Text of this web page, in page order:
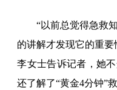
“以前总觉得急救
的讲解才发现它的重
李女士告诉记者，她
还了解了“黄金4分钟”